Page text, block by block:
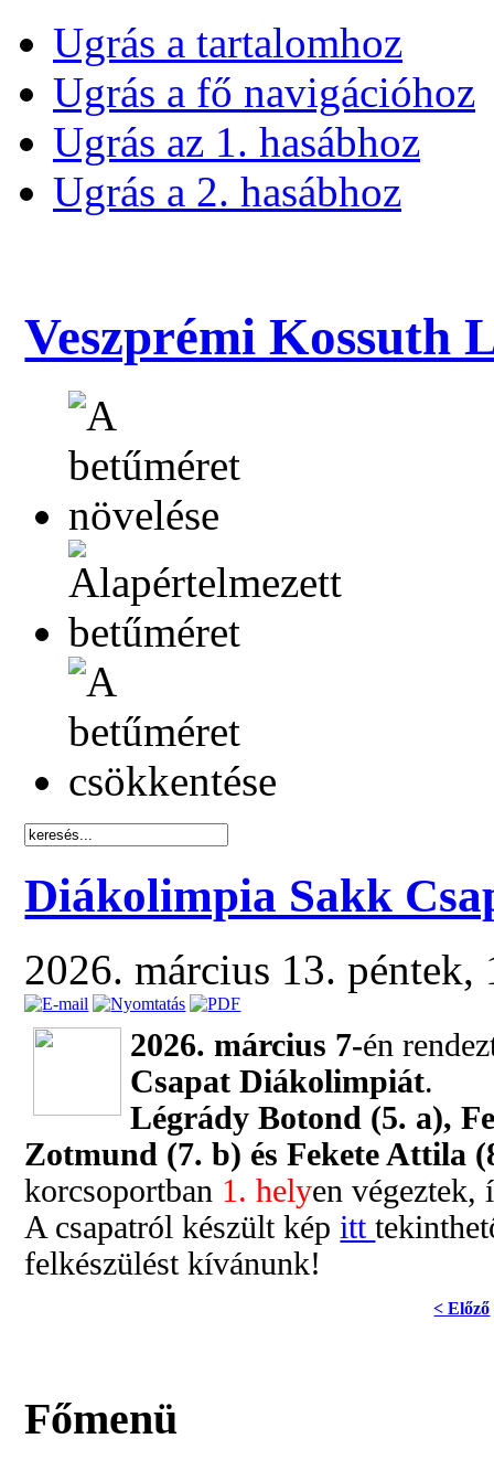
Ugrás a tartalomhoz
Ugrás a fő navigációhoz
Ugrás az 1. hasábhoz
Ugrás a 2. hasábhoz
Veszprémi Kossuth
Diákolimpia Sakk
2026. március 13.
2026. március 7-én
Csapat Diákolimpiát.
Légrády Botond (5. a),
Zotmund (7. b) és Fekete Attila
korcsoportban 1. helyen végeztek,
A csapatról készült kép itt
felkészülést kívánunk!
< Előző
Főmenü